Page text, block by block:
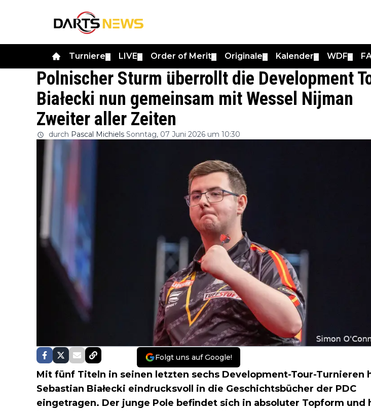
Turniere LIVE Order of Merit Originale Kalender WDF
Polnischer Sturm überrollt die Development
Białecki nun gemeinsam mit Wessel Nijman
Zweiter aller Zeiten
durch Pascal Michiels Sonntag, 07 Juni 2026 um 10:30
Folgt uns auf Google!
Mit fünf Titeln in seinen letzten sechs Development-Tour-Turnieren
Sebastian Białecki eindrucksvoll in die Geschichtsbücher der PDC
eingetragen. Der junge Pole befindet sich in absoluter Topform und